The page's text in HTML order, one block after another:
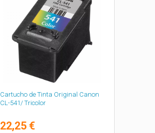
Cartucho de Tinta Original Canon
CL-541/ Tricolor
22,25 €